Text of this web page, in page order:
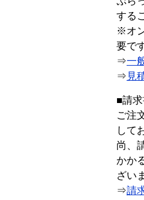
する
※オ
要で
⇒一
⇒ 見
■請
ご注
して
尚、
かか
ざい
⇒請